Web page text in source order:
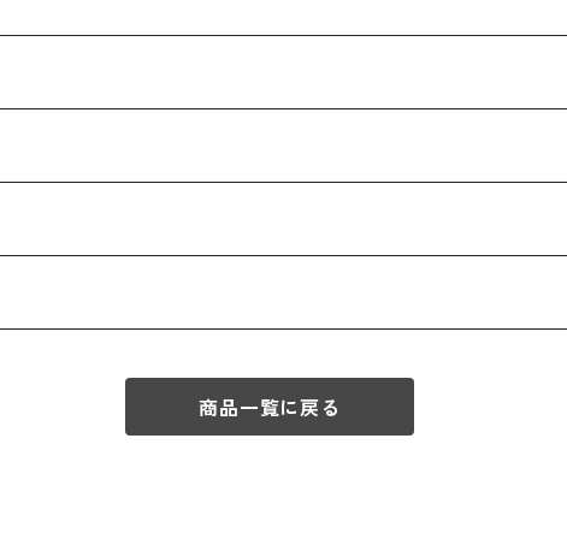
商品一覧に戻る